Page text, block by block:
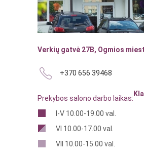
Verkių gatvė 27B, Ogmios
+370 656 39468
Prekybos salono darbo laikas:
I-V 10.00-19.00 val.
VI 10.00-17.00 val.
VII 10.00-15.00 val.